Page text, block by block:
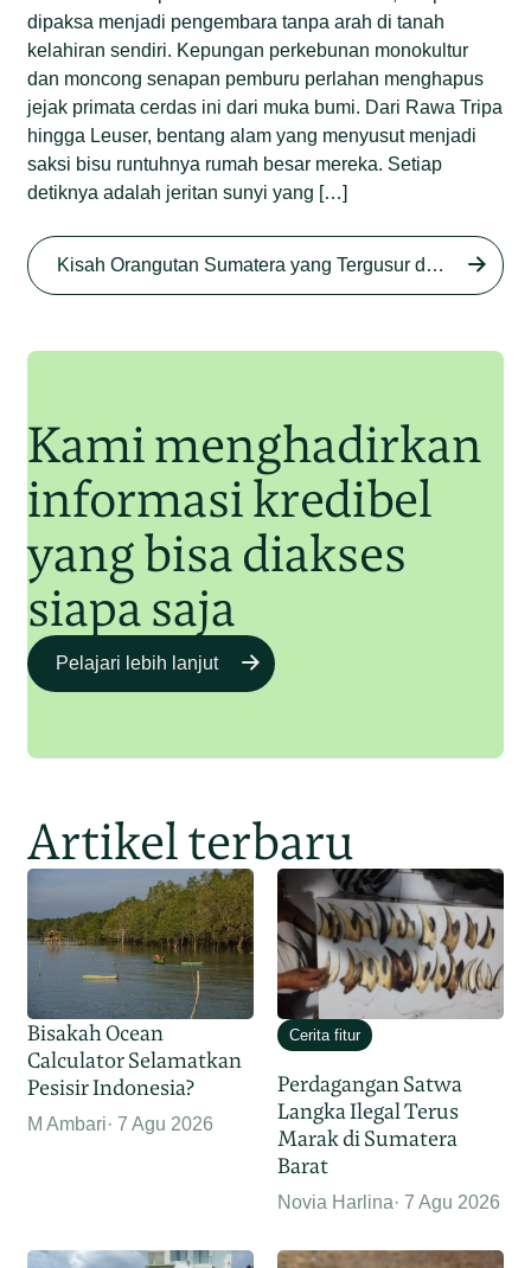
Sumatera di Rawa Tripa
Junaidi Hanafiah 27 Agu 2025
Begini Modus Perburuan
dipaksa menjadi pengembara tanpa arah di tanah
kelahiran sendiri. Kepungan perkebunan monokultur
dan moncong senapan pemburu perlahan menghapus
jejak primata cerdas ini dari muka bumi. Dari Rawa Tripa
hingga Leuser, bentang alam yang menyusut menjadi
saksi bisu runtuhnya rumah besar mereka. Setiap
detiknya adalah jeritan sunyi yang […]
Kisah Orangutan Sumatera yang Tergusur dari Rumah Sendiri series
Kami menghadirkan
informasi kredibel
yang bisa diakses
siapa saja
Pelajari lebih lanjut
Artikel terbaru
Bisakah Ocean
Calculator Selamatkan
Pesisir Indonesia?
M Ambari 7 Agu 2026
Cerita fitur
Perdagangan Satwa
Langka Ilegal Terus
Marak di Sumatera
Barat
Novia Harlina 7 Agu 2026